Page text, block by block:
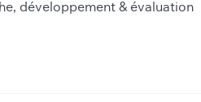
développement & évaluation